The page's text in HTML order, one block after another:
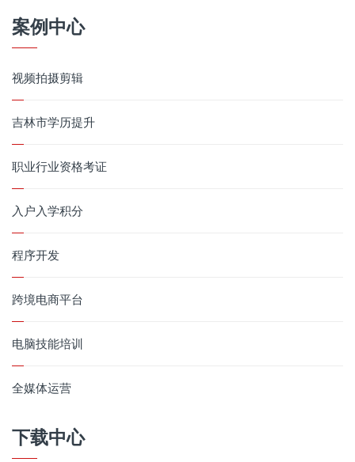
案例中心
视频拍摄剪辑
吉林市学历提升
职业行业资格考证
入户入学积分
程序开发
跨境电商平台
电脑技能培训
全媒体运营
下载中心